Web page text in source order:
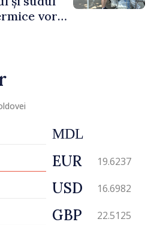
vor
MDL
EUR 19.6237
USD 16.6982
GBP 22.5125